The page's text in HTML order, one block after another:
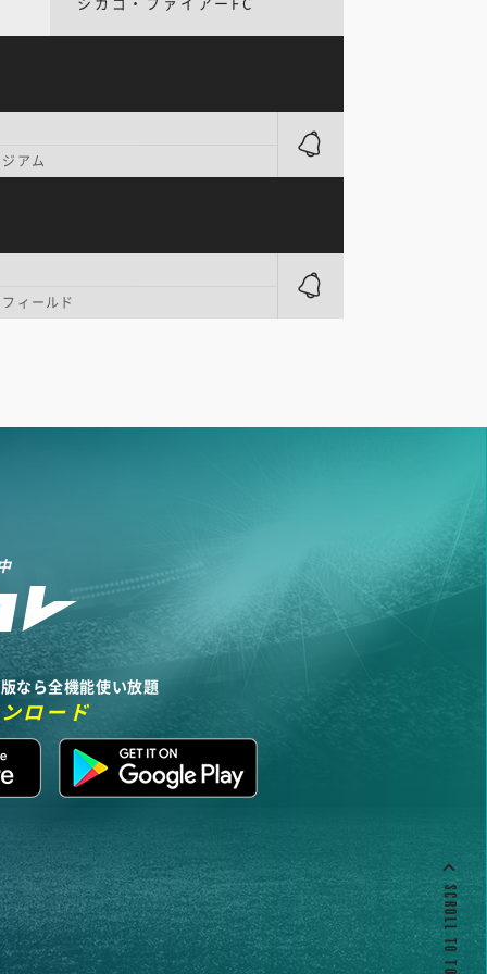
アム
ィールド
なら全機能使い放題
ロード
SCROLL TO TOP